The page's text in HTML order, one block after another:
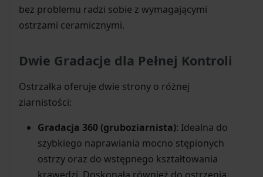
bez problemu radzi sobie z wymagającymi
ostrzami ceramicznymi.
Dwie Gradacje dla Pełnej Kontroli
Ostrzałka oferuje dwie strony o różnej
ziarnistości:
Gradacja 360 (gruboziarnista): Idealna do
szybkiego naprawiania mocno stępionych
ostrzy oraz do wstępnego kształtowania